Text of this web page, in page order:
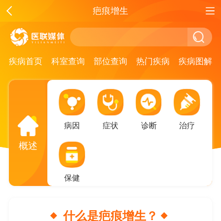
疤痕增生
疾病首页 科室查询 部位查询 热门疾病 疾病图解
概述
病因 症状 诊断 治疗
保健
什么是疤痕增生？